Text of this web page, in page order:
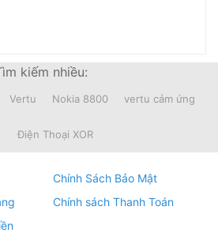
kiếm nhiều:
Vertu Nokia 8800 vertu cảm ứng
Điện Thoại XOR
Chính Sách Bảo Mật
Chính sách Thanh Toán